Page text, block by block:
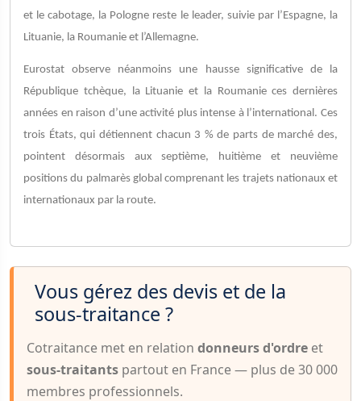
et le cabotage, la Pologne reste le leader, suivie par l’Espagne, la
Lituanie, la Roumanie et l’Allemagne.
Eurostat observe néanmoins une hausse significative de la
République tchèque, la Lituanie et la Roumanie ces dernières
années en raison d’une activité plus intense à l’international. Ces
trois États, qui détiennent chacun 3 % de parts de marché des,
pointent désormais aux septième, huitième et neuvième
positions du palmarès global comprenant les trajets nationaux et
internationaux par la route.
Vous gérez des devis et de la
sous-traitance ?
Cotraitance met en relation donneurs d'ordre et
sous-traitants partout en France — plus de 30 000
membres professionnels.